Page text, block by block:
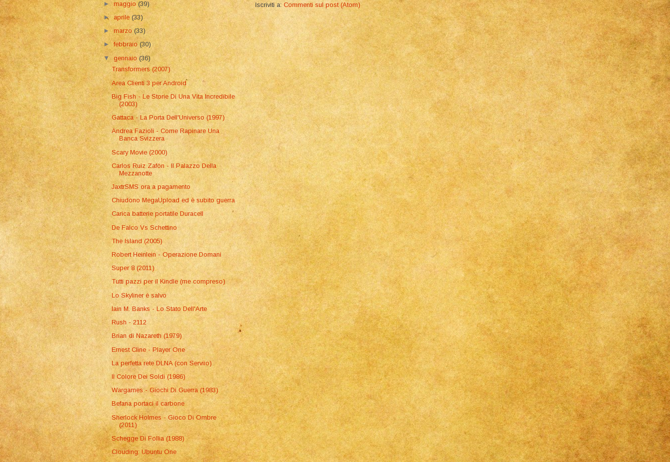
Iscriviti a: Commenti sul post (Atom)
►maggio(39)
►aprile(33)
►marzo(33)
►febbraio(30)
▼gennaio(36)
Transformers (2007)
Area Clienti 3 per Android
Big Fish - Le Storie Di Una Vita Incredibile
(2003)
Gattaca - La Porta Dell'Universo (1997)
Andrea Fazioli - Come Rapinare Una
Banca Svizzera
Scary Movie (2000)
Carlos Ruiz Zafòn - Il Palazzo Della
Mezzanotte
JaxtrSMS ora a pagamento
Chiudono MegaUpload ed è subito guerra
Carica batterie portatile Duracell
De Falco Vs Schettino
The Island (2005)
Robert Heinlein - Operazione Domani
Super 8 (2011)
Tutti pazzi per il Kindle (me compreso)
Lo Skyliner è salvo
Iain M. Banks - Lo Stato Dell'Arte
Rush - 2112
Brian di Nazareth (1979)
Ernest Cline - Player One
La perfetta rete DLNA (con Serviio)
Il Colore Dei Soldi (1986)
Wargames - Giochi Di Guerra (1983)
Befana portaci il carbone
Sherlock Holmes - Gioco Di Ombre
(2011)
Schegge Di Follia (1988)
Clouding: Ubuntu One